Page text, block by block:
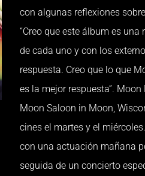
con algunas reflexiones
“Creo que este álbum es
de cada uno y con los
respuesta. Creo que lo que
es la mejor respuesta”.
Moon Saloon in Moon,
cines el martes y el
con una actuación mañana
seguida de un concierto